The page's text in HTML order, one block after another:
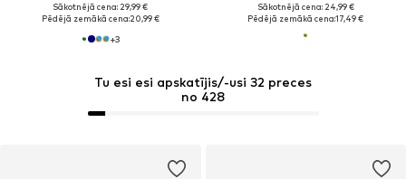
Tu esi esi apskatījis/-usi 32 preces
no 428
Sākotnējā cena: 29,99 €
Pēdējā zemākā cena:20,99 €
+3
Sākotnējā cena: 24,99 €
Pēdējā zemākā cena:17,49 €